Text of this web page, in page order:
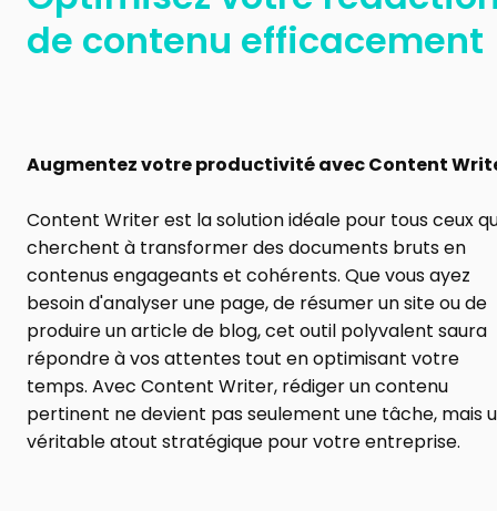
de contenu efficacement
Augmentez votre productivité avec Content
Content Writer est la solution idéale pour tous ceux
cherchent à transformer des documents bruts en
contenus engageants et cohérents. Que vous ayez
besoin d'analyser une page, de résumer un site ou de
produire un article de blog, cet outil polyvalent saura
répondre à vos attentes tout en optimisant votre
temps. Avec Content Writer, rédiger un contenu
pertinent ne devient pas seulement une tâche, mais
véritable atout stratégique pour votre entreprise.